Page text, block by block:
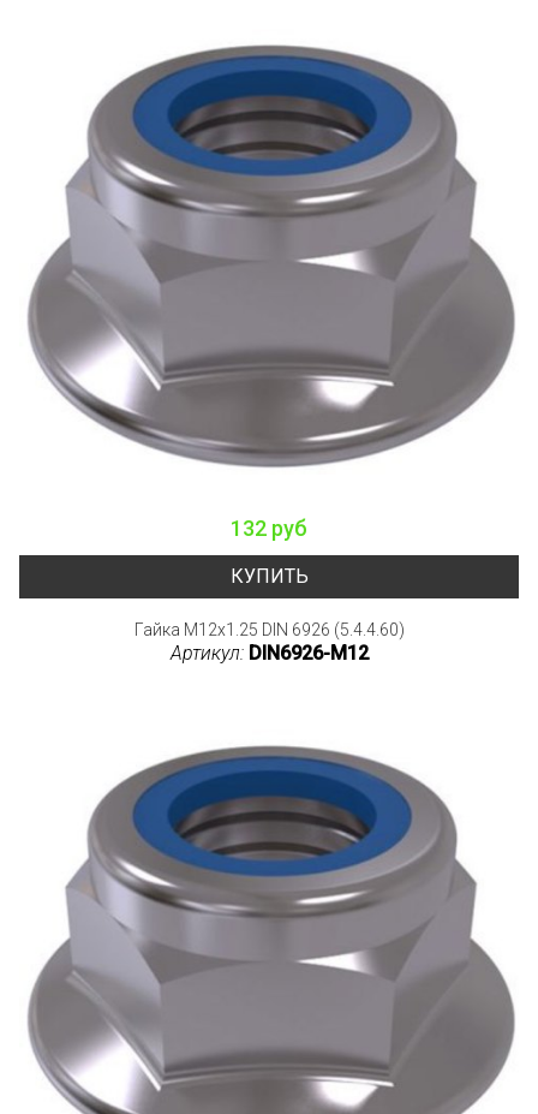
132 руб
КУПИТЬ
Гайка M12x1.25 DIN 6926 (5.4.4.60)
Артикул: DIN6926-M12